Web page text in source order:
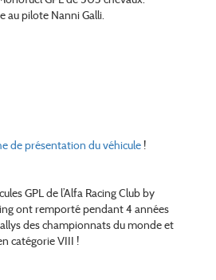
au pilote Nanni Galli.
de présentation du véhicule!
GPL de l’Alfa Racing Club by
ont remporté pendant 4 années
des championnats du monde et
catégorie VIII !